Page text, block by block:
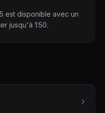
est disponible avec un
jusqu'à 1:50.